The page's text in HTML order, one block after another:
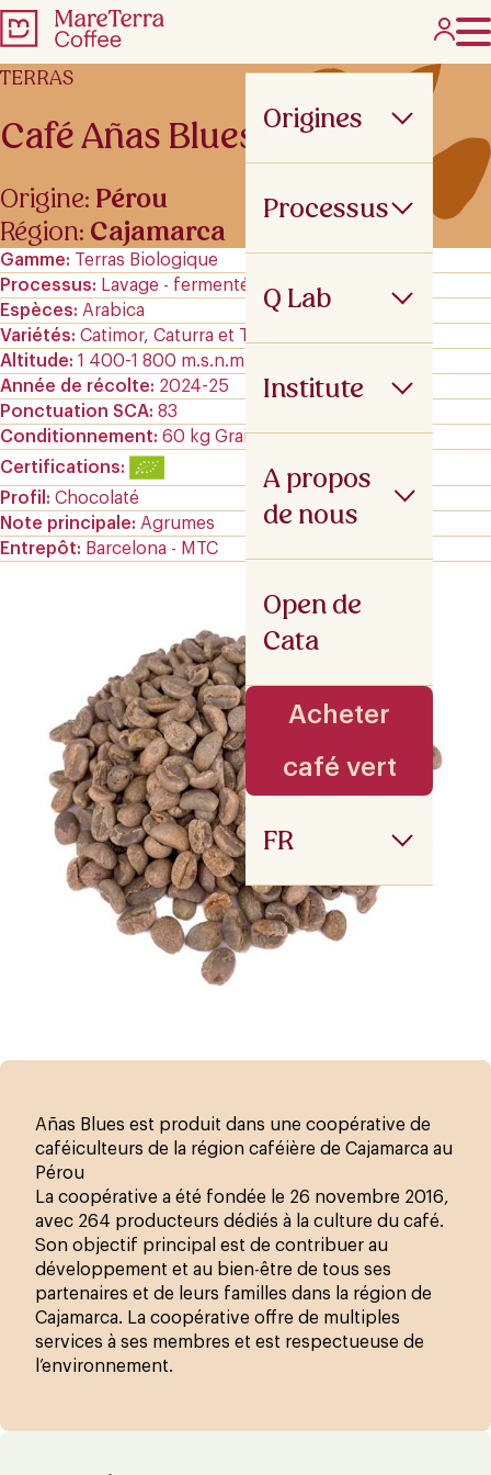
Origines
Processus
Q Lab
Institute
A propos
de nous
Open de
Cata
Acheter
café vert
FR
TERRAS
Café Añas Blues
Origine: Pérou
Région: Cajamarca
Gamme
Terras Biologique
Processus
Lavage - fermenté
Espèces
Arabica
Variétés Catimor, Caturra et Typica
Altitude 1 400-1 800 m.s.n.m
Année de récolte
2024-25
Ponctuation SCA 83
Conditionnement 60 kg GrainPro
Certifications
Profil
Chocolaté
Note principale
Agrumes
Entrepôt
Barcelona - MTC
Añas Blues est produit dans une coopérative de
caféiculteurs de la région caféière de Cajamarca au
Pérou
La coopérative a été fondée le 26 novembre 2016,
avec 264 producteurs dédiés à la culture du café.
Son objectif principal est de contribuer au
développement et au bien-être de tous ses
partenaires et de leurs familles dans la région de
Cajamarca. La coopérative offre de multiples
services à ses membres et est respectueuse de
l’environnement.